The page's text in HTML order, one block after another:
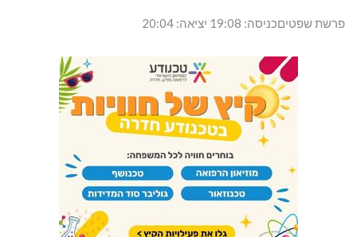
פרשת שפטיםכניסה: 19:08 יציאה: 20:04